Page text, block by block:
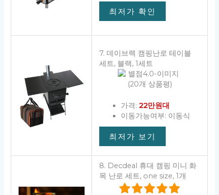
최저가 확인
7. 데이브렉 캠핑난로 테이블
세트, 블랙, 1세트
(20개 상품평)
가격: 22만원대
이동가능여부: 이동식
최저가 보기
8. Decdeal 휴대 캠핑 미니 화
목 난로 세트, one size, 1개